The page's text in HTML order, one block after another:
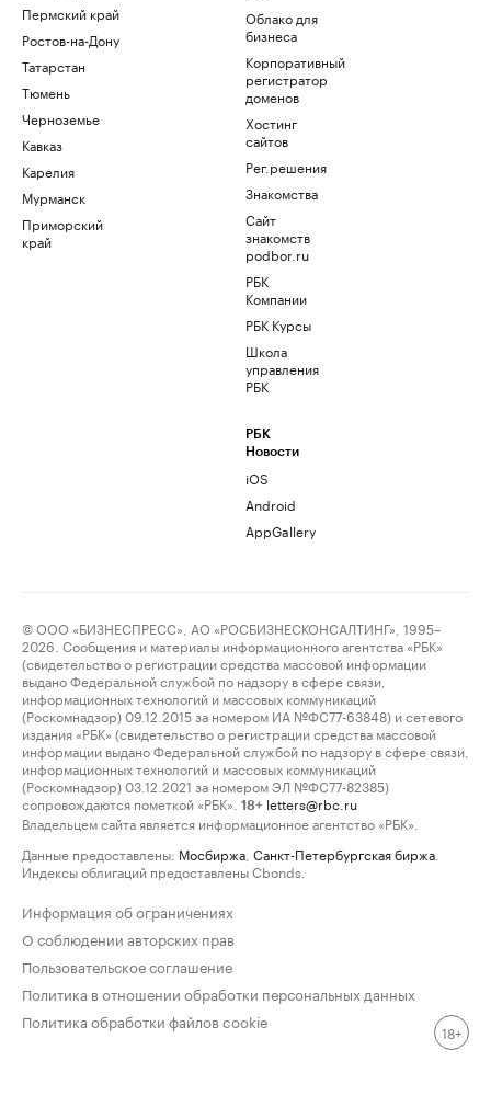
Пермский край
Ростов-на-Дону
Татарстан
Тюмень
Черноземье
Кавказ
Карелия
Мурманск
Приморский
край
Облако для
бизнеса
Корпоративный
регистратор
доменов
Хостинг
сайтов
Рег.решения
Знакомства
Сайт
знакомств
podbor.ru
РБК
Компании
РБК Курсы
Школа
управления
РБК
РБК
Новости
iOS
Android
AppGallery
© ООО «БИЗНЕСПРЕСС», АО «РОСБИЗНЕСКОНСАЛТИНГ», 1995–
2026. Сообщения и материалы информационного агентства «РБК»
(свидетельство о регистрации средства массовой информации
выдано Федеральной службой по надзору в сфере связи,
информационных технологий и массовых коммуникаций
(Роскомнадзор) 09.12.2015 за номером ИА №ФС77-63848) и сетевого
издания «РБК» (свидетельство о регистрации средства массовой
информации выдано Федеральной службой по надзору в сфере связи,
информационных технологий и массовых коммуникаций
(Роскомнадзор) 03.12.2021 за номером ЭЛ №ФС77-82385)
сопровождаются пометкой «РБК».
18+ letters@rbc.ru
Владельцем сайта является информационное агентство «РБК».
Данные предоставлены: Мосбиржа Санкт-Петербургская биржа
Индексы облигаций предоставлены Cbonds.
Информация об ограничениях
О соблюдении авторских прав
Пользовательское соглашение
Политика в отношении обработки персональных данных
Политика обработки файлов cookie
18+